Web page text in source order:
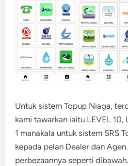
Untuk sistem Topup Niaga,
kami tawarkan iaitu LEVEL 10,
1 manakala untuk sistem SRS
kepada pelan Dealer dan
perbezaannya seperti dibawah.